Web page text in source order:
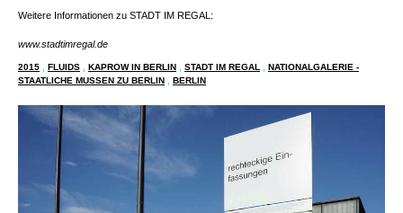
Weitere Informationen zu STADT IM REGAL:
www.stadtimregal.de
2015 FLUIDS KAPROW IN BERLIN STADT IM REGAL
NATIONALGALERIE -
STAATLICHE MUSSEN ZU BERLIN
BERLIN